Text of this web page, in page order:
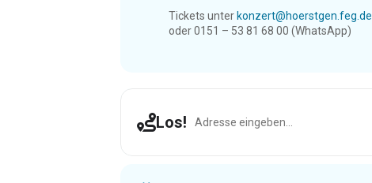
Tickets unter konzert@hoerstgen.feg.de
oder 0151 – 53 81 68 00 (WhatsApp)
Los! Address - Hoerstgen [QVz8iIDWt]